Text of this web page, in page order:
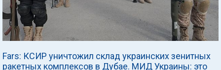
Fars: КСИР уничтожил склад украинских зенитных
ракетных комплексов в Дубае. МИД Украины: это